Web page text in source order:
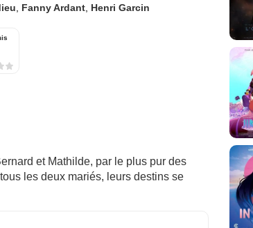
Fanny Ardant, Henri Garcin
et Mathilde, par le plus pur des
les deux mariés, leurs destins se